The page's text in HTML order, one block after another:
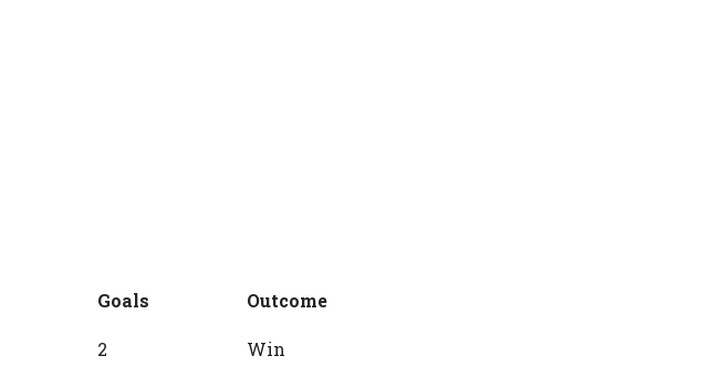
Goals Outcome
2 Win